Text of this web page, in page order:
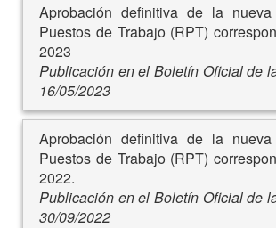
Aprobación definitiva de la
Puestos de Trabajo (RPT)
2023
Publicación en el Boletín Oficial de
16/05/2023
Aprobación definitiva de la
Puestos de Trabajo (RPT)
2022.
Publicación en el Boletín Oficial de
30/09/2022